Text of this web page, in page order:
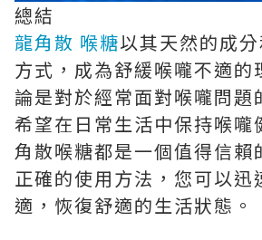
總結
龍角散 喉糖以其天然的成
方式，成為舒緩喉嚨不適的
論是對於經常面對喉嚨問題
希望在日常生活中保持喉嚨
角散喉糖都是一個值得信賴
正確的使用方法，您可以迅
適，恢復舒適的生活狀態。